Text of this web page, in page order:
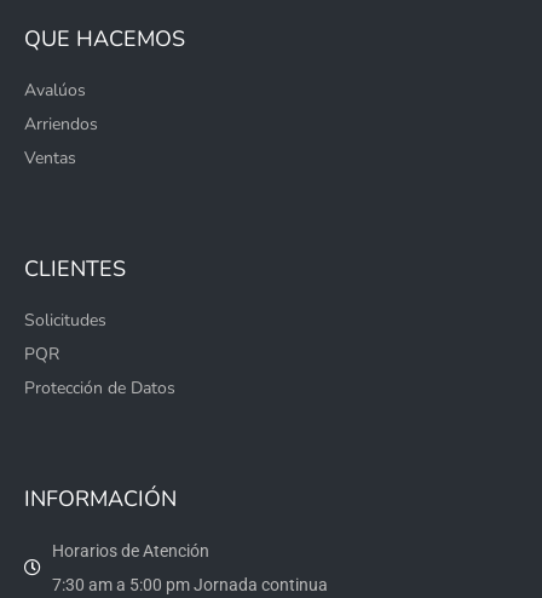
QUE HACEMOS
Avalúos
Arriendos
Ventas
CLIENTES
Solicitudes
PQR
Protección de Datos
INFORMACIÓN
Horarios de Atención
7:30 am a 5:00 pm Jornada continua